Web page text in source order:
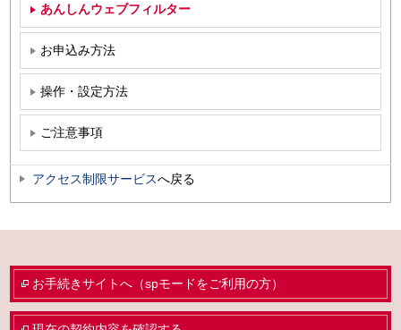
あんしんウェブフィルター
お申込み方法
操作・設定方法
ご注意事項
アクセス制限サービスへ戻る
お手続きサイトへ（spモードをご利用の方）